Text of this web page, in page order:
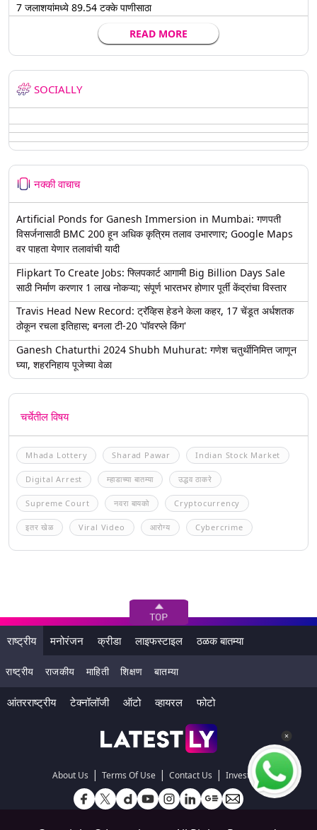
7 जलाशयांमध्ये 89.54 टक्के पाणीसाठा
READ MORE
SOCIALLY
नक्की वाचाच
Artificial Ponds for Ganesh Immersion in Mumbai: गणपती
विसर्जनासाठी BMC 200 हून अधिक कृत्रिम तलाव उभारणार; Google Maps
वर पाहता येणार तलावांची यादी
Flipkart To Create Jobs: फ्लिपकार्ट आगामी Big Billion Days Sale
साठी निर्माण करणार 1 लाख नोकऱ्या; संपूर्ण भारतभर होणार पूर्ती केंद्रांचा विस्तार
Travis Head New Record: ट्रॅव्हिस हेडने केला कहर, 17 चेंडूत अर्धशतक
ठोकून रचला इतिहास; बनला टी-20 'पॉवरप्ले किंग'
Ganesh Chaturthi 2024 Shubh Muhurat: गणेश चतुर्थीनिमित्त जाणून
घ्या, शहरनिहाय पूजेच्या वेळा
चर्चेतील विषय
Mhada Lottery Sharad Pawar Indian Stock Market
Digital Arrest म्हाडाच्या बातम्या उद्धव ठाकरे
Supreme Court नवरा बायको Cryptocurrency
इतर खेळ Viral Video आरोग्य Cybercrime
राष्ट्रीय मनोरंजन क्रीडा लाइफस्टाइल ठळक बातम्या
राष्ट्रीय राजकीय माहिती शिक्षण बातम्या
आंतरराष्ट्रीय टेक्नॉलॉजी ऑटो व्हायरल फोटो
About Us | Terms Of Use | Contact Us | Investors